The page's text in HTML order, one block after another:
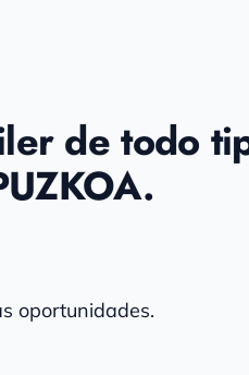
de todo
oportunidades.